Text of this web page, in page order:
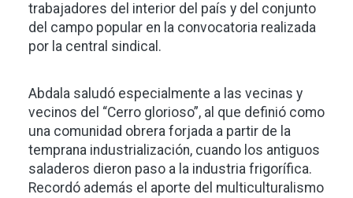
trabajadores del interior del país y del conjunto
del campo popular en la convocatoria realizada
por la central sindical.
Abdala saludó especialmente a las vecinas y
vecinos del “Cerro glorioso”, al que definió como
una comunidad obrera forjada a partir de la
temprana industrialización, cuando los antiguos
saladeros dieron paso a la industria frigorífica.
Recordó además el aporte del multiculturalismo